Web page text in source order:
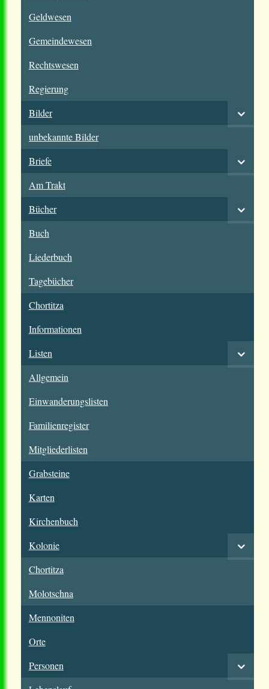
Geldwesen
Gemeindewesen
Rechtswesen
Regierung
Bilder
unbekannte Bilder
Briefe
Am Trakt
Bücher
Buch
Liederbuch
Tagebücher
Chortitza
Informationen
Listen
Allgemein
Einwanderungslisten
Familienregister
Mitgliederlisten
Grabsteine
Karten
Kirchenbuch
Kolonie
Chortitza
Molotschna
Mennoniten
Orte
Personen